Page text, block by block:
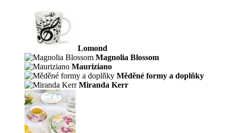
Lomond
Magnolia Blossom
Mauriziano
Měděné formy a doplňky
Miranda Kerr